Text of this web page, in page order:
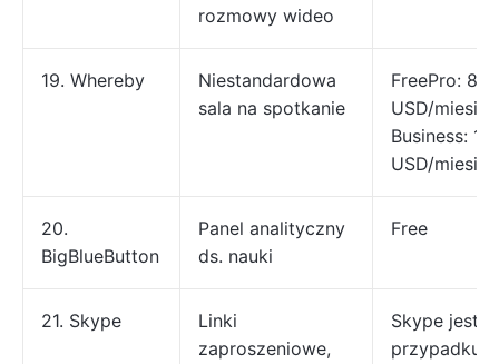
rozmowy wideo
19. Whereby
Niestandardowa
sala na spotkanie
FreePro:
USD/
Business:
USD/
20.
BigBlueButton
Panel analityczny
ds. nauki
Free
21. Skype
Linki
zaproszeniowe,
Skype jest
przypadku